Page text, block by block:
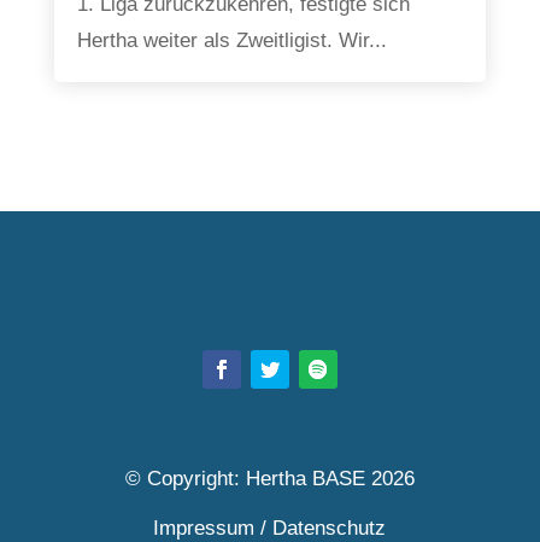
Hertha weiter als Zweitligist. Wir...
© Copyright: Hertha BASE 2026
Impressum / Datenschutz